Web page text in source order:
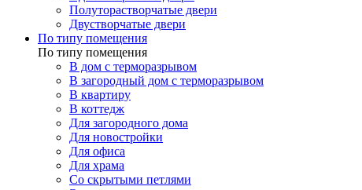
Полуторастворчатые двери
Двустворчатые двери
По типу помещения
По типу помещения
В дом с терморазрывом
В загородный дом с терморазрывом
В квартиру
В коттедж
Для загородного дома
Для новостройки
Для офиса
Для храма
Со скрытыми петлями